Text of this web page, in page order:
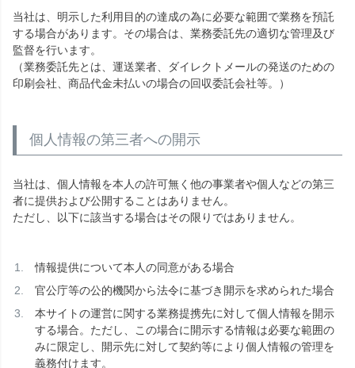
当社は、明示した利用目的の達成の為に必要な範囲で業務を預託
する場合があります。その場合は、業務委託先の適切な管理及び
監督を行います。
（業務委託先とは、運送業者、ダイレクトメールの発送のための
印刷会社、商品代金未払いの場合の回収委託会社等。）
個人情報の第三者への開示
当社は、個人情報を本人の許可無く他の事業者や個人などの第三
者に提供および公開することはありません。
ただし、以下に該当する場合はその限りではありません。
情報提供について本人の同意がある場合
官公庁等の公的機関から法令に基づき開示を求められた場合
本サイトの運営に関する業務提携先に対して個人情報を開示
する場合。ただし、この場合に開示する情報は必要な範囲の
みに限定し、開示先に対して契約等により個人情報の管理を
義務付けます。